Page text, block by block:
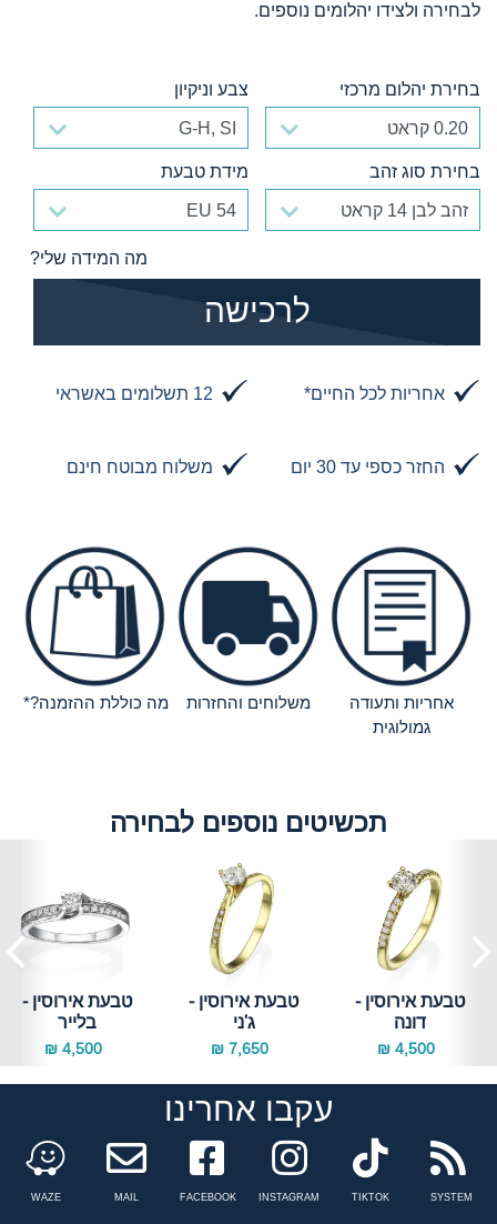
לבחירה ולצידו יהלומים נוספים.
בחירת יהלום מרכזי
בחירת יהלום מרכזי
צבע וניקיון
צבע וניקיון
בחירת סוג זהב
בחירת סוג זהב
מידת טבעת
מידת טבעת
מה המידה שלי?
לרכישה
אחריות לכל החיים* 12 תשלומים באשראי
החזר כספי עד 30 יום משלוח מבוטח חינם
אחריות ותעודה
גמולוגית
משלוחים והחזרות מה כוללת ההזמנה?*
תכשיטים נוספים לבחירה
טבעת אירוסין -
בלייר
4,500 ₪
טבעת אירוסין -
ג'ני
7,650 ₪
טבעת אירוסין -
דונה
4,500 ₪
עקבו אחרינו
WAZE MAIL
Facebook
FACEBOOK
instagram
INSTAGRAM
tiktok
TIKTOK SYSTEM